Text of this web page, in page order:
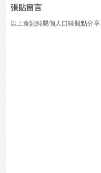
張貼留言
以上食記純屬個人口味觀點分